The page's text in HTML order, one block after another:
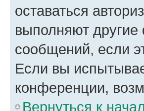
оставаться
выполняют другие
сообщений, если
Если вы
конференции,
Вернуться к